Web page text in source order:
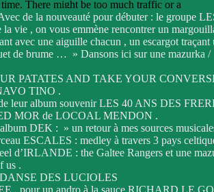
de la nouveauté pour débuter : le groupe
vie , on vous emmène rencontrer un
avec une aiguille chacun , un escargot traçant
de brume … » Dansons ici sur une mazurka /
PATATES AND TAKE YOUR
TINO .
leur album souvenir LES 40 ANS DES
MOR de LOCOAL MENDON .
DEK : » un retour à mes sources
ESCALES : medley à travers 3 pays
d’IRLANDE : the Galtee Rangers et une
us .
DANSE DES LUCIOLES